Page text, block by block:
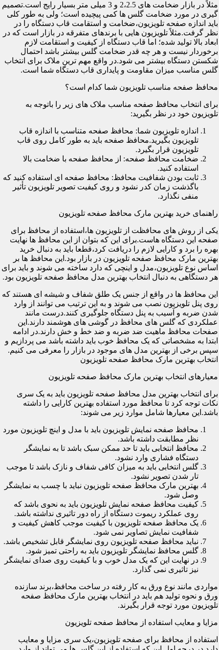
مثلاً در بازار ضخامت های 2،2.5 و 3 میلی متر بسیار رایج است.تصمیم
گیری در مورد ضخامت گلس ها کمی پیچیده است؛ ولی به طور کلی
باید اندازه صفحه تلویزیون،ضخامت و استقامت قاب دستگاه را در
نظر گرفت.مثلاً تلویزیون هایی با برندهای متفرقه در بازار است که در
ابعاد بالا تولید شده؛ اما قاب دستگاه از کیفیت و استقامت لازم
برخوردار نیست و هر چه قدر ضخامت گلس بیشتر باشد احتمال
شکستن دستگاه بیشتر می شود.در واقع مهم ترین ملاک برای انتخاب
گلس مناسب میزان مقاومت و پایداری قاب دستگاه شما است.
محافظ صفحه مناسب تلویزیون شما کدام است؟
برای انتخاب محافظ صفحه مناسب ملاک های زیر را باتوجه به
تلویزیون خود در نظر بگیرید:
اندازه تلویزیون شما: محافظ صفحه متناسب با اندازه قاب
تلویزیون بگیرید.محافظ صفحه باید به طور کامل روی قاب
تلویزیون قرار بگیرد.
ضخامت محافظ صفحه: از محافظ صفحه با ضخامت بالا
استفاده کنید.
ثابت بودن شفافیت محافظ: محافظ صفحه ای استفاده کنید که
باگذشت زمان کدر نشود و روی کیفیت تصویر تلویزیون تأثیر
منفی نگذارد.
راهنمای خرید بهترین مارک محافظ صفحه تلویزیون
یکی از روش های محافظت از تلویزیون ها،استفاده از محافظ برای
صفحه این دستگاه هاست.برای این که بتوان از این محافظ ها نهایت
بهره را برد و کارایی لازم را دریافت کرد،قطعا باید به دنبال خرید
بهترین مارک محافظ صفحه تلویزیون در بازار بود.این محافظ ها بر
اساس نوع تلویزیون،مدل و اینچی که دارد ساخته می شوند و باید برای
هر دستگاهی به دنبال انتخاب بهترین مدل محافظ صفحه تلویزیون بود.
این محافظ ها در واقع از جنس یک طلق شفاف و شیشه ای هستند که
روی پنل تلویزیون نصب می شوند و به این ترتیب می توانند از وارد
شدن ضربه و آسیب به پنل دستگاه جلوگیری کنند.درست مانند
عملکردی که گلس های محافظ در گوشی های هوشمند دارند.این
صفحات محافظ ماهیت ضد ضربه و ضد خط و خش دارند.در ادامه
ابتدا به مشخصاتی که یک محافظ خوب باید داشته باشد می پردازیم و
سپس برخی از بهترین مدل های موجود در بازار را معرفی می کنیم.
انتخاب بهترین مارک محافظ صفحه تلویزیون
معیارهای انتخاب بهترین مارک محافظ صفحه تلویزیون
برای انتخاب بهترین مدل محافظ صفحه تلویزیون باید به یک سری
نکات توجه کرد تا محافظ مورد استفاده بهترین کارایی را داشته
باشد.این معیارها شامل موارد زیر می شوند:
محافظ صفحه نمایش تلویزیون باید با مدل و اینچ تلویزیون مورد
نظر مطابقت داشته باشد.
محافظ انتخابی باید تا حد ممکن سبک باشد تا به نمایشگر
دستگاه فشاری وارد نشود.
گلس انتخابی باید به میزان کافی شفاف و نازک باشد تا موجب
تار شدن تصویر نشود.
بهترین مارک محافظ صفحه تلویزیون نباید با چسب به نمایشگر
وصل شود.
کیفیت محافظ صفحه نمایش تلویزیون باید به نحوی باشد که
روی عملکرد ریموت دستگاه از راه دور تاثیری نداشته باشد.
یک محافظ صفحه تلویزیون با کیفیت موجب کاهش کیفیت و
شفافیت نمایش تصاویر نمی شود.
نباید محافظ صفحه تلویزیون روی نمایشگر قابل تشخیص باشد.
گلس محافظ نمایشگر تلویزیون باید به راحتی تمیز شود.
در نهایت این که یک مدل خوب و با کیفیت روی صدای نمایشگر
نیز تاثیری نمی گذارد.
مواردی مانند نوع ورق به کار رفته در ساخت محافظ،برند سازنده
ورق و نحوه تولید هم باید در انتخاب بهترین مارک محافظ صفحه
تلویزیون مورد توجه قرار بگیرند.
مزایا و معایب استفاده از محافظ صفحه تلویزیون
استفاده از محافظ برای صفحه تلویزیون،یک سری مزایا و معایب